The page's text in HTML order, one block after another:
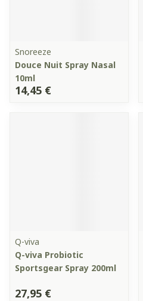
Snoreeze
Douce Nuit Spray Nasal
10ml
14,45 €
Q-viva
Q-viva Probiotic
Sportsgear Spray 200ml
27,95 €